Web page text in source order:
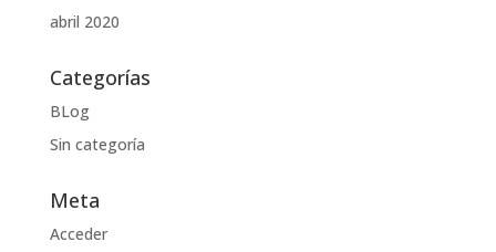
abril 2020
Categorías
BLog
Sin categoría
Meta
Acceder